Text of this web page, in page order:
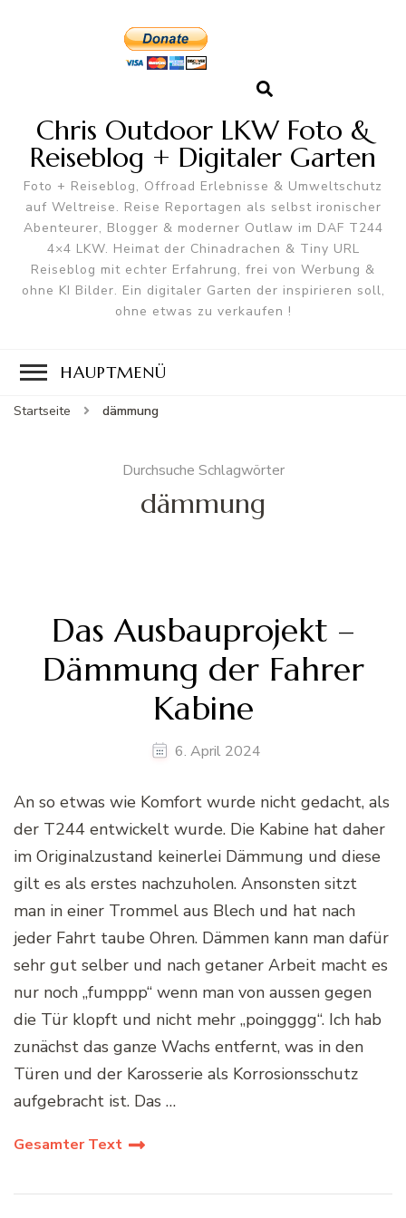
Chris Outdoor LKW Foto &
Reiseblog + Digitaler Garten
Foto + Reiseblog, Offroad Erlebnisse & Umweltschutz
auf Weltreise. Reise Reportagen als selbst ironischer
Abenteurer, Blogger & moderner Outlaw im DAF T244
4×4 LKW. Heimat der Chinadrachen & Tiny URL
Reiseblog mit echter Erfahrung, frei von Werbung &
ohne KI Bilder. Ein digitaler Garten der inspirieren soll,
ohne etwas zu verkaufen !
HAUPTMENÜ
Startseite dämmung
Durchsuche Schlagwörter
dämmung
Das Ausbauprojekt –
Dämmung der Fahrer
Kabine
6. April 2024
An so etwas wie Komfort wurde nicht gedacht, als
der T244 entwickelt wurde. Die Kabine hat daher
im Originalzustand keinerlei Dämmung und diese
gilt es als erstes nachzuholen. Ansonsten sitzt
man in einer Trommel aus Blech und hat nach
jeder Fahrt taube Ohren. Dämmen kann man dafür
sehr gut selber und nach getaner Arbeit macht es
nur noch „fumppp“ wenn man von aussen gegen
die Tür klopft und nicht mehr „poingggg“. Ich hab
zunächst das ganze Wachs entfernt, was in den
Türen und der Karosserie als Korrosionsschutz
aufgebracht ist. Das …
Gesamter Text